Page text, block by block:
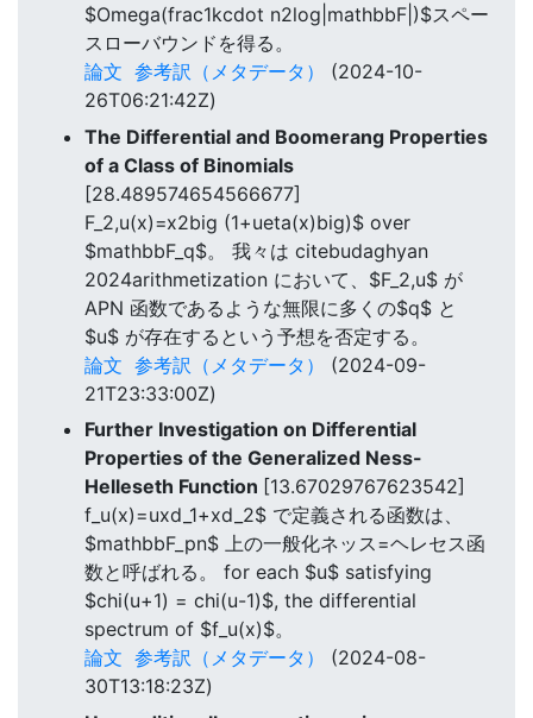
$Omega(frac1kcdot n2log|mathbbF|)$スペー
スローバウンドを得る。
論文 参考訳（メタデータ）
(2024-10-
26T06:21:42Z)
The Differential and Boomerang Properties
of a Class of Binomials
[28.489574654566677]
F_2,u(x)=x2big (1+ueta(x)big)$ over
$mathbbF_q$。 我々は citebudaghyan
2024arithmetization において、$F_2,u$ が
APN 函数であるような無限に多くの$q$ と
$u$ が存在するという予想を否定する。
論文 参考訳（メタデータ）
(2024-09-
21T23:33:00Z)
Further Investigation on Differential
Properties of the Generalized Ness-
Helleseth Function [13.67029767623542]
f_u(x)=uxd_1+xd_2$ で定義される函数は、
$mathbbF_pn$ 上の一般化ネッス=ヘレセス函
数と呼ばれる。 for each $u$ satisfying
$chi(u+1) = chi(u-1)$, the differential
spectrum of $f_u(x)$。
論文 参考訳（メタデータ）
(2024-08-
30T13:18:23Z)